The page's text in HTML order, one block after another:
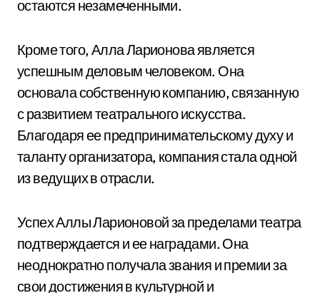
остаются незамеченными.
Кроме того, Алла Ларионова является
успешным деловым человеком. Она
основала собственную компанию, связанную
с развитием театрального искусства.
Благодаря ее предпринимательскому духу и
таланту организатора, компания стала одной
из ведущих в отрасли.
Успех Аллы Ларионовой за пределами театра
подтверждается и ее наградами. Она
неоднократно получала звания и премии за
свои достижения в культурной и